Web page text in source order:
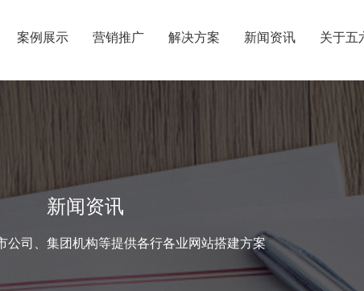
案例展示 营销推广 解决方案 新闻资讯 关于五
新闻资讯
公司、集团机构等提供各行各业网站搭建方案